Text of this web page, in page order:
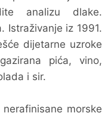
analizu dlake.
Istraživanje iz 1991.
dijetarne uzroke
pića, vino,
i sir.
morske